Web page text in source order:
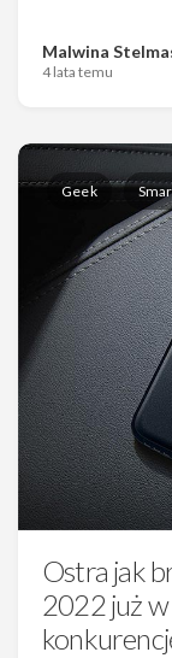
Malwina
4 lata temu
Geek
Ostra jak
2022 już